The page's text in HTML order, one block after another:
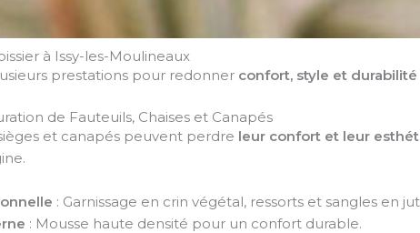
à Issy-les-Moulineaux
prestations pour redonner confort, style et durabilité
de Fauteuils, Chaises et Canapés
et canapés peuvent perdre leur confort et leur
: Garnissage en crin végétal, ressorts et sangles en
: Mousse haute densité pour un confort durable.